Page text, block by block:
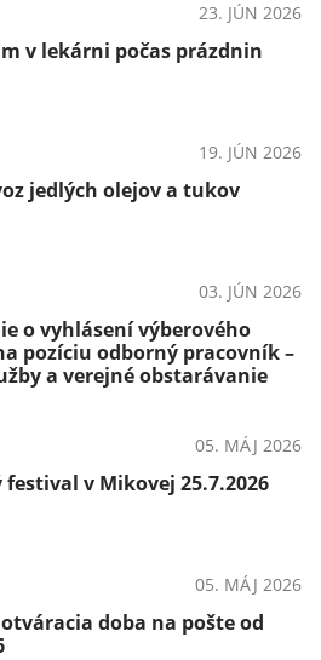
23. JÚN 2026
v lekárni počas prázdnin
19. JÚN 2026
jedlých olejov a tukov
03. JÚN 2026
o vyhlásení výberového
pozíciu odborný pracovník –
a verejné obstarávanie
05. MÁJ 2026
v Mikovej 25.7.2026
05. MÁJ 2026
doba na pošte od